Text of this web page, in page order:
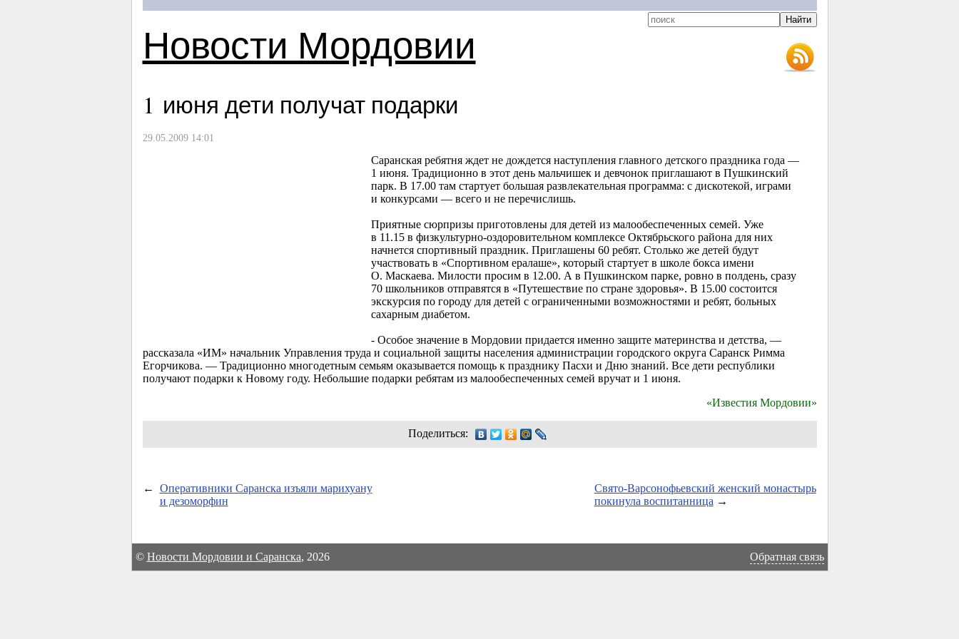
Новости Мордовии
1 июня дети получат подарки
29.05.2009 14:01
Саранская ребятня ждет не дождется наступления главного детского праздника года —
1 июня. Традиционно в этот день мальчишек и девчонок приглашают в Пушкинский
парк. В 17.00 там стартует большая развлекательная программа: с дискотекой, играми
и конкурсами — всего и не перечислишь.
Приятные сюрпризы приготовлены для детей из малообеспеченных семей. Уже
в 11.15 в физкультурно-оздоровительном комплексе Октябрьского района для них
начнется спортивный праздник. Приглашены 60 ребят. Столько же детей будут
участвовать в «Спортивном ералаше», который стартует в школе бокса имени
О. Маскаева. Милости просим в 12.00. А в Пушкинском парке, ровно в полдень, сразу
70 школьников отправятся в «Путешествие по стране здоровья». В 15.00 состоится
экскурсия по городу для детей с ограниченными возможностями и ребят, больных
сахарным диабетом.
- Особое значение в Мордовии придается именно защите материнства и детства, —
рассказала «ИМ» начальник Управления труда и социальной защиты населения администрации городского округа Саранск Римма
Егорчикова. — Традиционно многодетным семьям оказывается помощь к празднику Пасхи и Дню знаний. Все дети республики
получают подарки к Новому году. Небольшие подарки ребятам из малообеспеченных семей вручат и 1 июня.
«Известия Мордовии»
Поделиться:
←
Оперативники Саранска изъяли марихуану
и дезоморфин
Свято-Варсонофьевский женский монастырь
покинула воспитанница →
© Новости Мордовии и Саранска, 2026 Обратная связь